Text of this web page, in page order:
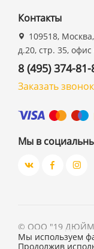
Контакты
109518,
д.20, стр. 35, офис
8 (495) 374-81-
Заказать звонок
Мы в
© ООО "19
Мы используем
Продолжив